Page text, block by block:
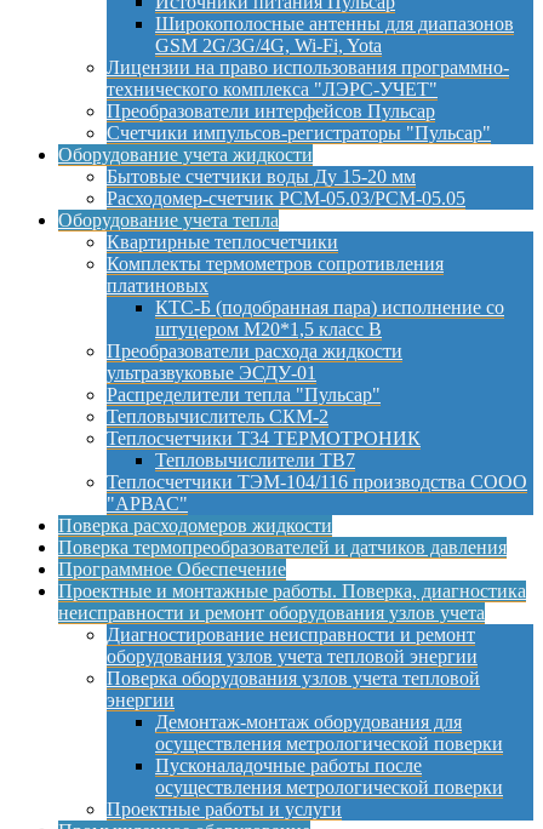
Широкополосные антенны для диапазонов
GSM 2G/3G/4G, Wi-Fi, Yota
Лицензии на право использования программно-
технического комплекса "ЛЭРС-УЧЕТ"
Преобразователи интерфейсов Пульсар
Счетчики импульсов-регистраторы "Пульсар"
Оборудование учета жидкости
Бытовые счетчики воды Ду 15-20 мм
Расходомер-счетчик РСМ-05.03/РСМ-05.05
Оборудование учета тепла
Квартирные теплосчетчики
Комплекты термометров сопротивления
платиновых
КТС-Б (подобранная пара) исполнение со
штуцером М20*1,5 класс B
Преобразователи расхода жидкости
ультразвуковые ЭСДУ-01
Распределители тепла "Пульсар"
Тепловычислитель СКМ-2
Теплосчетчики Т34 ТЕРМОТРОНИК
Тепловычислители ТВ7
Теплосчетчики ТЭМ-104/116 производства СООО
"АРВАС"
Поверка расходомеров жидкости
Поверка термопреобразователей и датчиков давления
Программное Обеспечение
Проектные и монтажные работы. Поверка, диагностика
неисправности и ремонт оборудования узлов учета
Диагностирование неисправности и ремонт
оборудования узлов учета тепловой энергии
Поверка оборудования узлов учета тепловой
энергии
Демонтаж-монтаж оборудования для
осуществления метрологической поверки
Пусконаладочные работы после
осуществления метрологической поверки
Проектные работы и услуги